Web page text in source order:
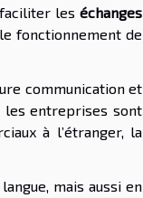
faciliter leséchanges
fonctionnement de
communication et
les entreprises sont
à l’étranger, la
mais aussi en